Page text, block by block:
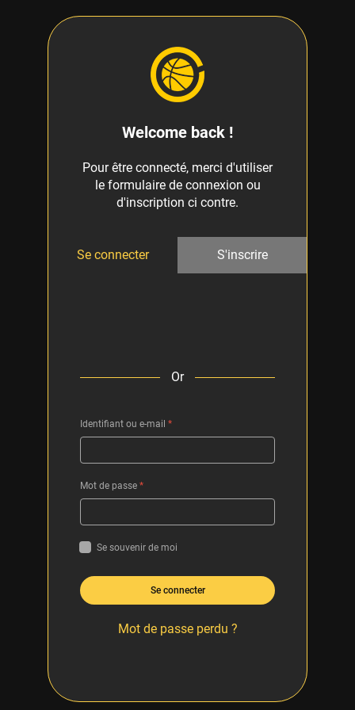
Welcome back !
Pour être connecté, merci d'utiliser
le formulaire de connexion ou
d'inscription ci contre.
Se connecter S'inscrire
Or
Identifiant ou e-mail *
Mot de passe *
Se souvenir de moi
Se connecter
Mot de passe perdu ?